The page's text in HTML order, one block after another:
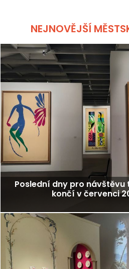
NEJNOVĚJŠÍ
Poslední dny pro
končí v červenci